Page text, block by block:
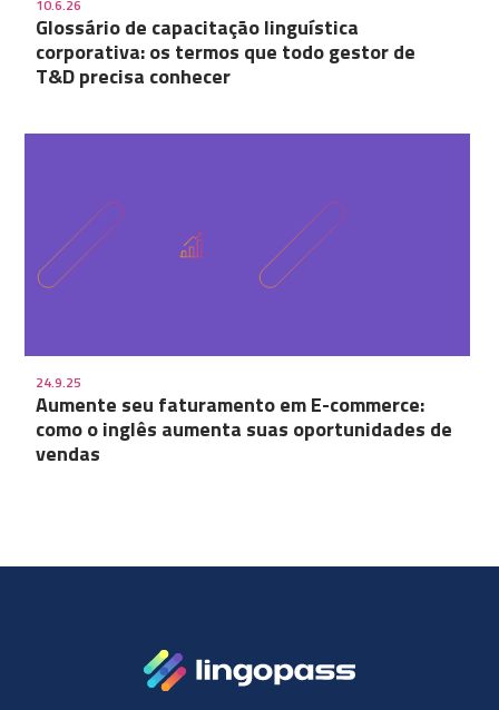
10.6.26
Glossário de capacitação linguística
corporativa: os termos que todo gestor de
T&D precisa conhecer
24.9.25
Aumente seu faturamento em E-commerce:
como o inglês aumenta suas oportunidades de
vendas